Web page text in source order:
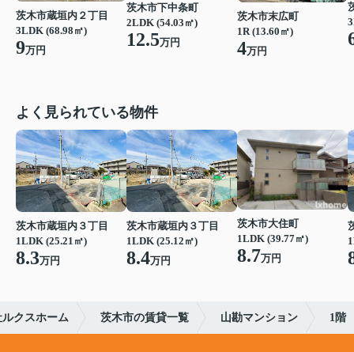
茨木市蔵垣内２丁目
3LDK (68.98㎡)
9万円
茨木市下中条町
2LDK (54.03㎡)
12.5万円
茨木市末広町
1R (13.60㎡)
4万円
よく見られている物件
茨木市蔵垣内３丁目
1LDK (25.21㎡)
8.3万円
茨木市蔵垣内３丁目
1LDK (25.12㎡)
8.4万円
茨木市大住町
1LDK (39.77㎡)
8.7万円
クスホーム 茨木市の賃貸一覧 山勘マンション 1階